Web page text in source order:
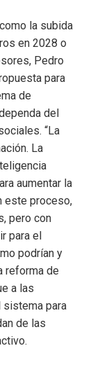
la subida
en 2028 o
Pedro
para
de
del
“La
La
aumentar la
este proceso,
pero con
para el
podrían y
reforma de
a las
sistema para
de las